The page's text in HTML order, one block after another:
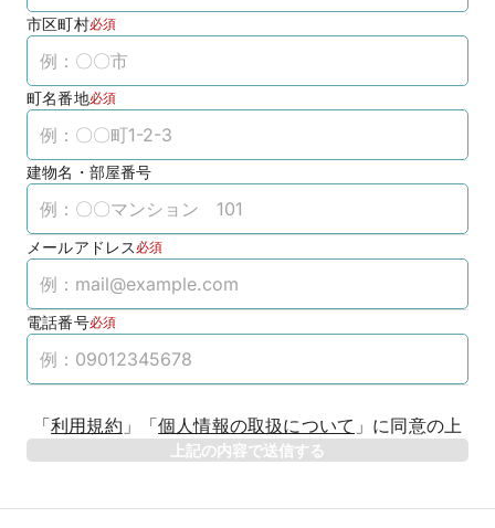
市区町村必須
町名番地必須
建物名・部屋番号
メールアドレス 必須
電話番号必須
「利用規約 」 「個人情報の取扱について 」 に同意の上
上記の内容で送信する